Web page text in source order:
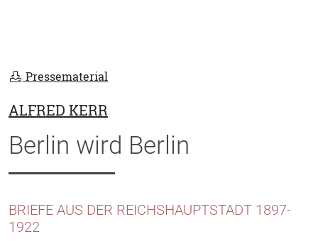
Pressematerial
ALFRED KERR
Berlin wird Berlin
BRIEFE AUS DER REICHSHAUPTSTADT 1897-
1922